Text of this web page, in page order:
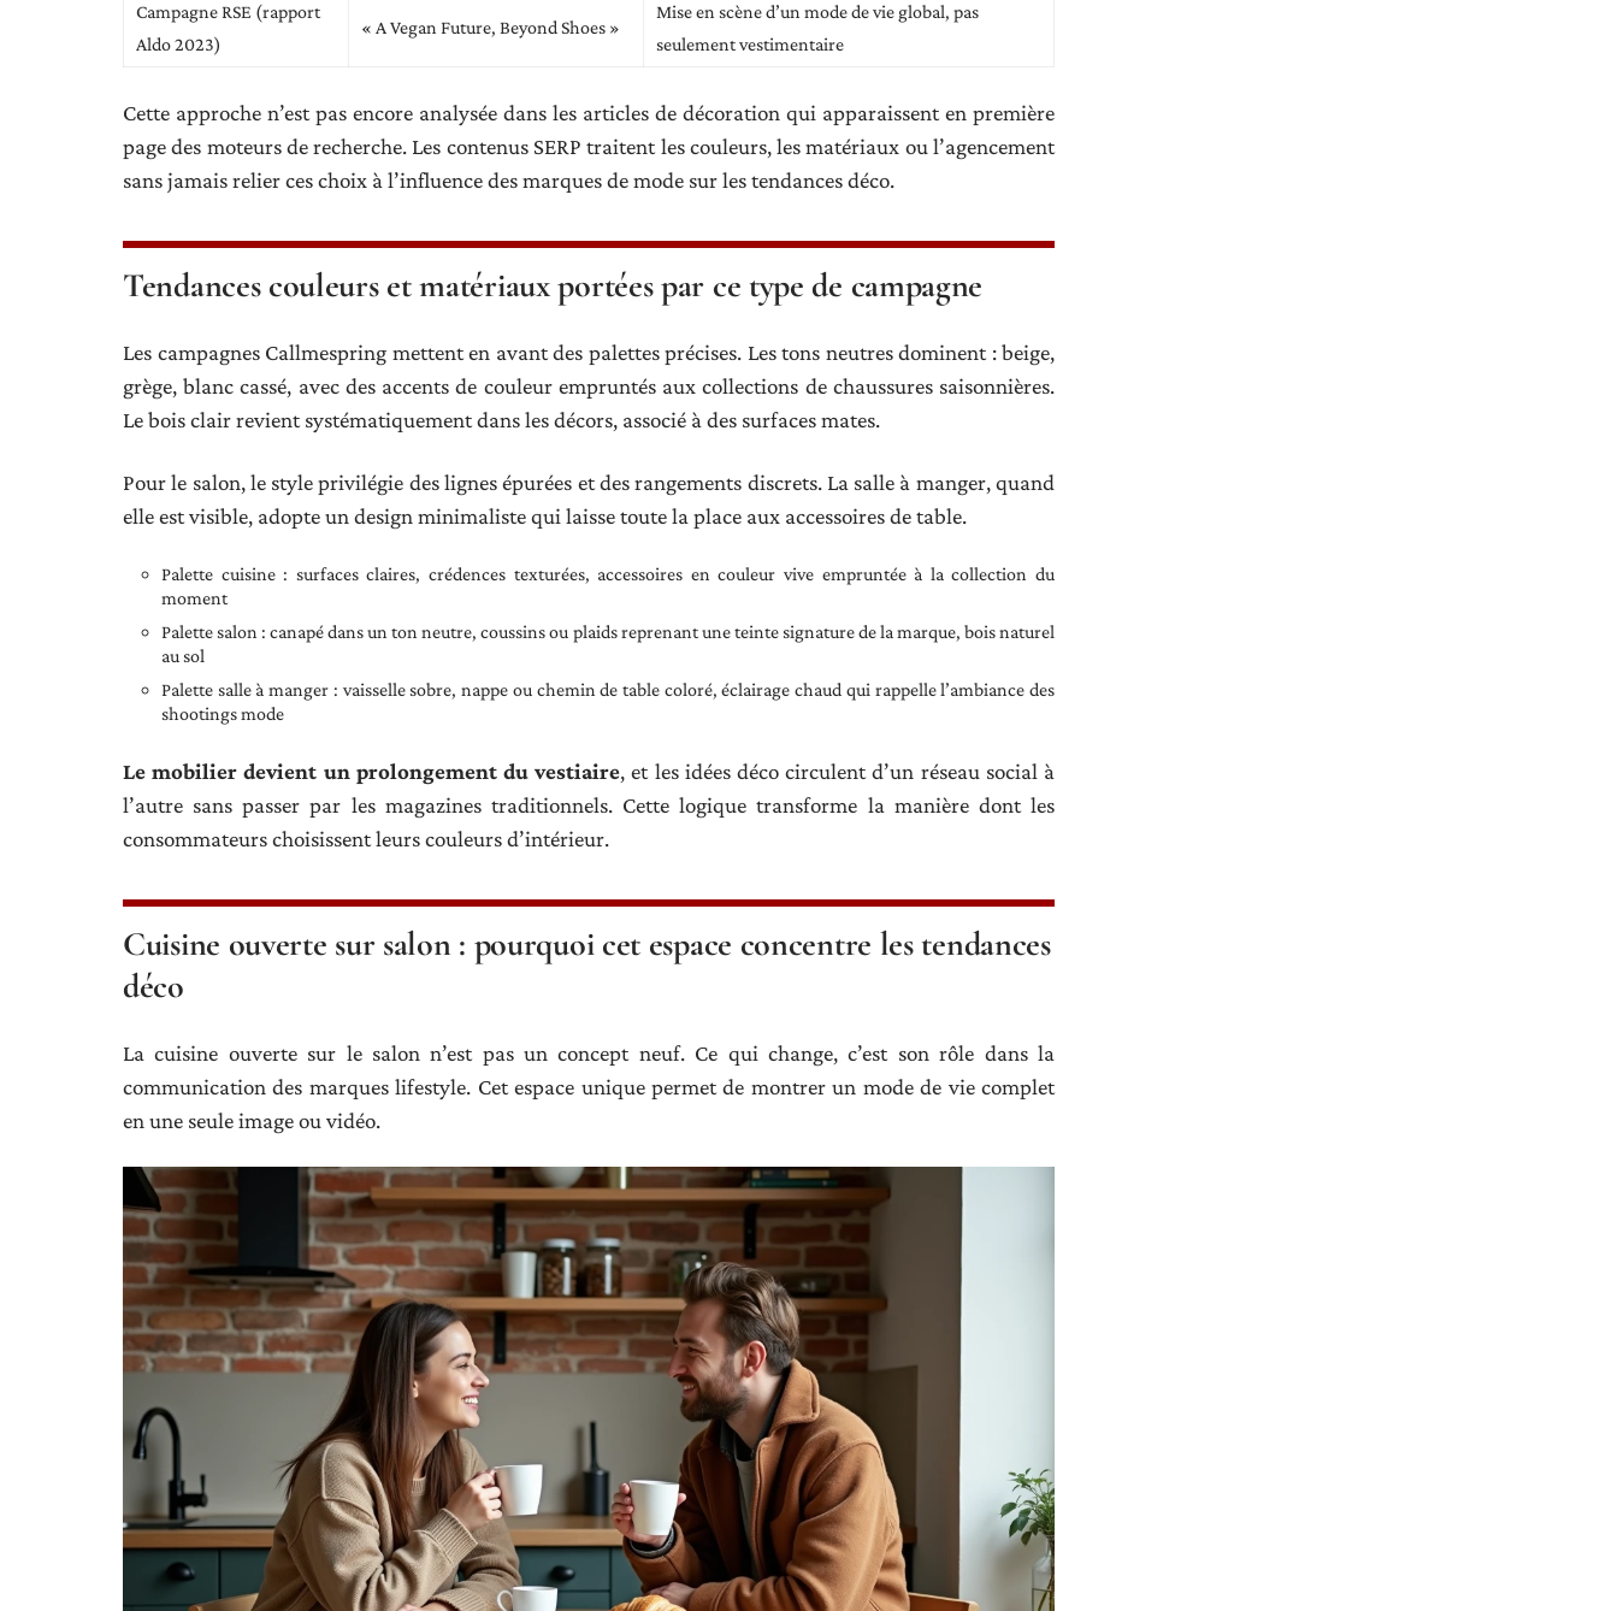
Campagne RSE (rapport
Aldo 2023)
« A Vegan Future, Beyond Shoes »
Mise en scène d’un mode de vie global, pas
seulement vestimentaire
Cette approche n’est pas encore analysée dans les articles de décoration qui apparaissent en première
page des moteurs de recherche. Les contenus SERP traitent les couleurs, les matériaux ou l’agencement
sans jamais relier ces choix à l’influence des marques de mode sur les tendances déco.
Tendances couleurs et matériaux portées par ce type de campagne
Les campagnes Callmespring mettent en avant des palettes précises. Les tons neutres dominent : beige,
grège, blanc cassé, avec des accents de couleur empruntés aux collections de chaussures saisonnières.
Le bois clair revient systématiquement dans les décors, associé à des surfaces mates.
Pour le salon, le style privilégie des lignes épurées et des rangements discrets. La salle à manger, quand
elle est visible, adopte un design minimaliste qui laisse toute la place aux accessoires de table.
Palette cuisine : surfaces claires, crédences texturées, accessoires en couleur vive empruntée à la collection du
moment
Palette salon : canapé dans un ton neutre, coussins ou plaids reprenant une teinte signature de la marque, bois naturel
au sol
Palette salle à manger : vaisselle sobre, nappe ou chemin de table coloré, éclairage chaud qui rappelle l’ambiance des
shootings mode
Le mobilier devient un prolongement du vestiaire, et les idées déco circulent d’un réseau social à
l’autre sans passer par les magazines traditionnels. Cette logique transforme la manière dont les
consommateurs choisissent leurs couleurs d’intérieur.
Cuisine ouverte sur salon : pourquoi cet espace concentre les tendances
déco
La cuisine ouverte sur le salon n’est pas un concept neuf. Ce qui change, c’est son rôle dans la
communication des marques lifestyle. Cet espace unique permet de montrer un mode de vie complet
en une seule image ou vidéo.